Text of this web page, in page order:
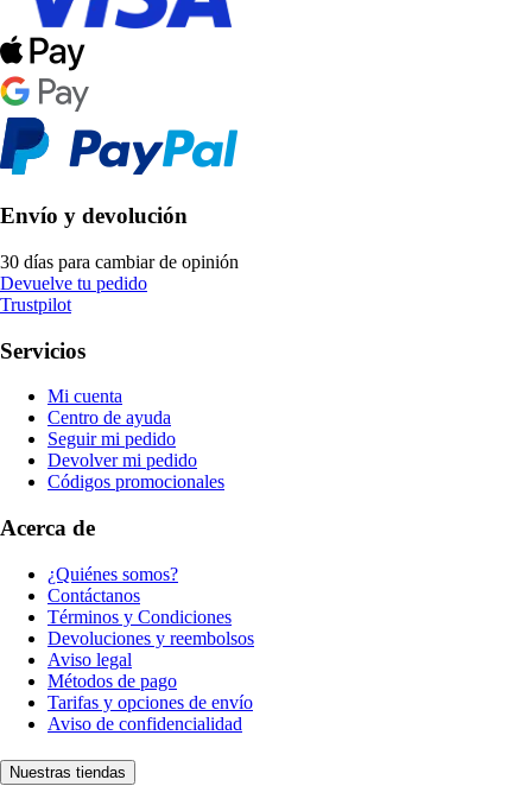
Envío y devolución
30 días para cambiar de opinión
Devuelve tu pedido
Trustpilot
Servicios
Mi cuenta
Centro de ayuda
Seguir mi pedido
Devolver mi pedido
Códigos promocionales
Acerca de
¿Quiénes somos?
Contáctanos
Términos y Condiciones
Devoluciones y reembolsos
Aviso legal
Métodos de pago
Tarifas y opciones de envío
Aviso de confidencialidad
Nuestras tiendas